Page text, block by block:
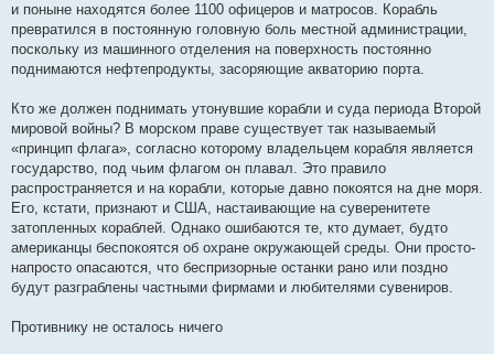
и поныне находятся более 1100 офицеров и матросов. Корабль
превратился в постоянную головную боль местной администрации,
поскольку из машинного отделения на поверхность постоянно
поднимаются нефтепродукты, засоряющие акваторию порта.
Кто же должен поднимать утонувшие корабли и суда периода Второй
мировой войны? В морском праве существует так называемый
«принцип флага», согласно которому владельцем корабля является
государство, под чьим флагом он плавал. Это правило
распространяется и на корабли, которые давно покоятся на дне моря.
Его, кстати, признают и США, настаивающие на суверенитете
затопленных кораблей. Однако ошибаются те, кто думает, будто
американцы беспокоятся об охране окружающей среды. Они просто-
напросто опасаются, что беспризорные останки рано или поздно
будут разграблены частными фирмами и любителями сувениров.
Противнику не осталось ничего